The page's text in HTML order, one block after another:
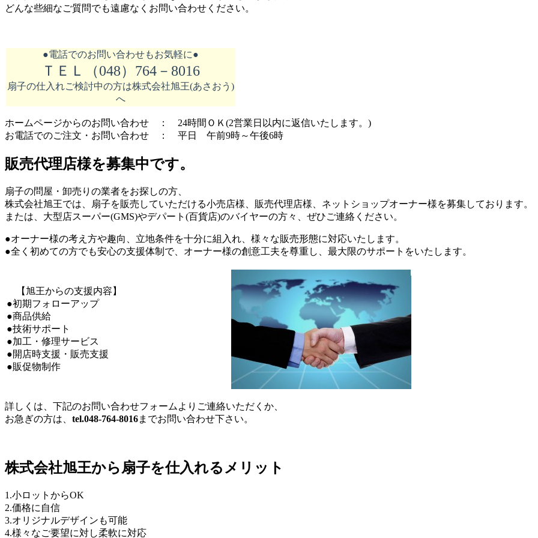
どんな些細なご質問でも遠慮なくお問い合わせください。
●電話でのお問い合わせもお気軽に●
ＴＥＬ（048）764－8016
扇子の仕入れご検討中の方は株式会社旭王(あさおう)
へ
ホームページからのお問い合わせ ： 24時間ＯＫ(2営業日以内に返信いたします。)
お電話でのご注文・お問い合わせ ： 平日 午前9時～午後6時
販売代理店様を募集中です。
扇子の問屋・卸売りの業者をお探しの方、
株式会社旭王では、扇子を販売していただける小売店様、販売代理店様、ネットショップオーナー様を募集しております。
または、大型店スーパー(GMS)やデパート(百貨店)のバイヤーの方々、ぜひご連絡ください。
●オーナー様の考え方や趣向、立地条件を十分に組入れ、様々な販売形態に対応いたします。
●全く初めての方でも安心の支援体制で、オーナー様の創意工夫を尊重し、最大限のサポートをいたします。
【旭王からの支援内容】
●初期フォローアップ
●商品供給
●技術サポート
●加工・修理サービス
●開店時支援・販売支援
●販促物制作
詳しくは、下記のお問い合わせフォームよりご連絡いただくか、
お急ぎの方は、 tel.048-764-8016までお問い合わせ下さい。
株式会社旭王から扇子を仕入れるメリット
1.小ロットからOK
2.価格に自信
3.オリジナルデザインも可能
4.様々なご要望に対し柔軟に対応